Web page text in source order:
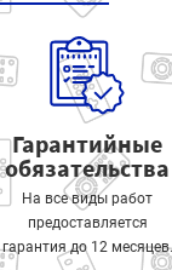
Гарантийные
обязательства
На все виды работ
предоставляется
гарантия до 12 месяцев.